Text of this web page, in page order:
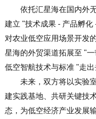
依托汇星海在国内外
建立 "技术成果 - 产品孵
对农业低空应用场景开发
星海的外贸渠道拓展至 "
低空智航技术与标准 "走出
未来，双方将以实验
建实践基地、共研关键技
态，为低空经济产业发展